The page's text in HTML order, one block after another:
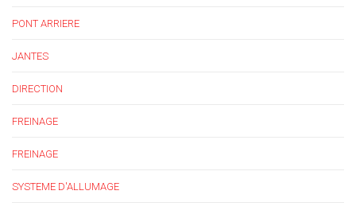
PONT ARRIERE
JANTES
DIRECTION
FREINAGE
FREINAGE
SYSTEME D'ALLUMAGE